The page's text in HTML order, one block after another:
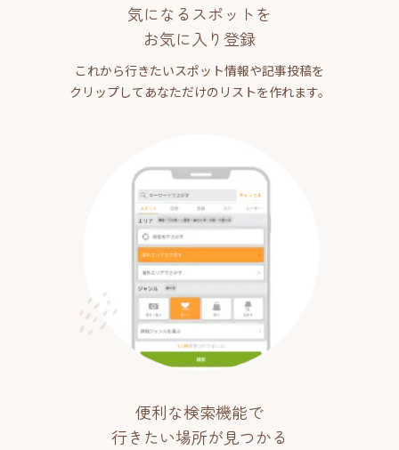
気になるスポットを
お気に入り登録
これから行きたいスポット情報や記事投稿を
クリップしてあなただけのリストを作れます。
便利な検索機能で
行きたい場所が見つかる